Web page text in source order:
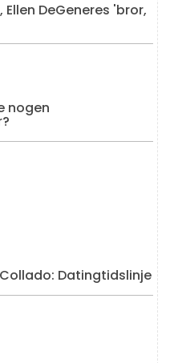
DeGeneres 'bror,
nogen
Datingtidslinje